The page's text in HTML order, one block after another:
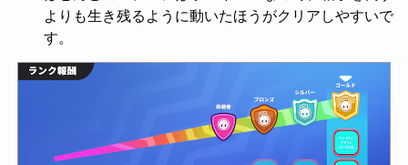
よりも生き残るように動いたほうがクリアしやすいで
す。